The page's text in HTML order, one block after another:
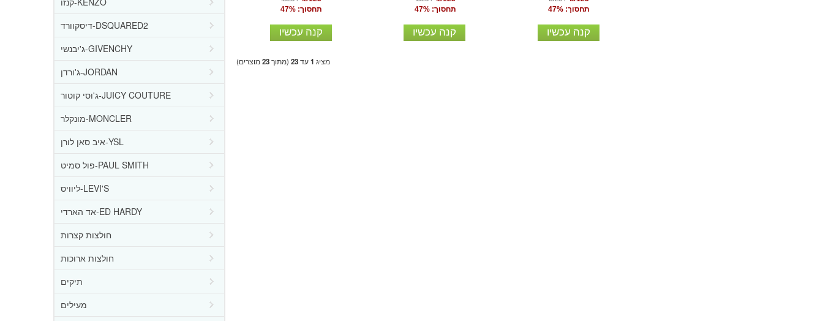
דיסקוורד-DSQUARED2
ג'יבנשי-GIVENCHY
ג'ורדן-JORDAN
ג'וסי קוטור-JUICY COUTURE
מונקלר-MONCLER
איב סאן לורן-YSL
פול סמיט-PAUL SMITH
ליוויס-LEVI'S
אד הארדי-ED HARDY
חולצות קצרות
חולצות ארוכות
תיקים
מעילים
תחסוך: 47%
קנה עכשיו
תחסוך: 47%
קנה עכשיו
תחסוך: 47%
קנה עכשיו
מציג 1עד23(מתוך23מוצרים)